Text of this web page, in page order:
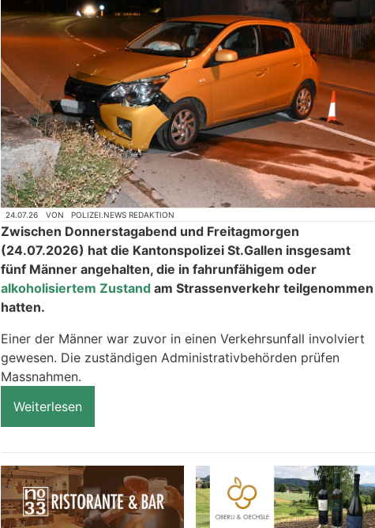
24.07.26 VON POLIZEI.NEWS REDAKTION
Zwischen Donnerstagabend und Freitagmorgen
(24.07.2026) hat die Kantonspolizei St.Gallen insgesamt
fünf Männer angehalten, die in fahrunfähigem oder
alkoholisiertem Zustand am Strassenverkehr teilgenommen
hatten.
Einer der Männer war zuvor in einen Verkehrsunfall involviert
gewesen. Die zuständigen Administrativbehörden prüfen
Massnahmen.
Weiterlesen